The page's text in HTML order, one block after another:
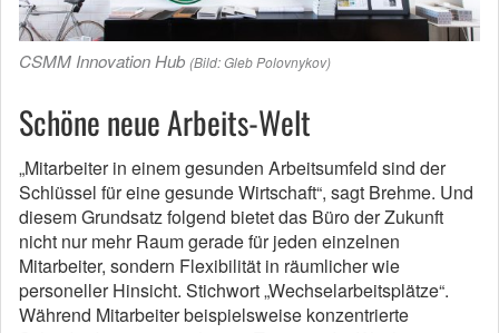
CSMM Innovation Hub (Bild: Gleb Polovnykov)
Schöne neue Arbeits-Welt
„Mitarbeiter in einem gesunden Arbeitsumfeld sind der
Schlüssel für eine gesunde Wirtschaft“, sagt Brehme. Und
diesem Grundsatz folgend bietet das Büro der Zukunft
nicht nur mehr Raum gerade für jeden einzelnen
Mitarbeiter, sondern Flexibilität in räumlicher wie
personeller Hinsicht. Stichwort „Wechselarbeitsplätze“.
Während Mitarbeiter beispielsweise konzentrierte